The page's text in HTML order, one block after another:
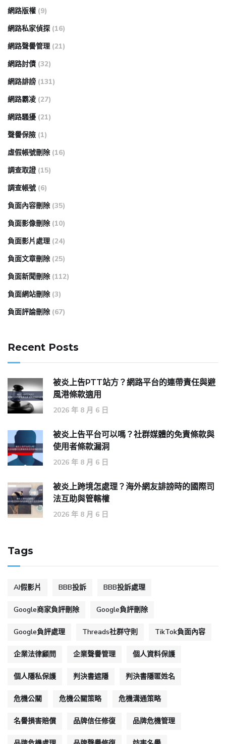
網路版權 (9)
網路私家偵探 (16)
網路聲譽管理 (21)
網路討債 (32)
網路誹謗 (131)
網路霸凌 (27)
網路騷擾 (21)
聲譽保險 (1)
虛假帳號刪除 (16)
調查取證 (15)
調查帳號 (6)
負面內容刪除 (35)
負面影像刪除 (10)
負面影片處理 (24)
負面文章刪除 (25)
負面新聞刪除 (112)
負面網站刪除 (3)
負面評論刪除 (67)
Recent Posts
被炎上告PTT站方？網路平台的連帶責任與避
風港條款適用
2026 年 8 月 6 日
被炎上告平台可以嗎？社群媒體的免責條款與
使用者條款漏洞
2026 年 8 月 6 日
被炎上跨境怎處理？海外網友誹謗時的國際司
法互助與管轄權
2026 年 8 月 6 日
Tags
AI假影片 BBB投訴 BBB投訴處理
Google商家負評刪除 Google負評刪除
Google負評處理 Threads社群守則 TikTok負面內容
企業法律顧問 企業聲譽管理 個人資料保護
個人隱私保護 判決書遮隱 判決書隱匿姓名
危機公關 危機公關策略 危機溝通策略
名譽損害賠償 品牌信任修復 品牌危機管理